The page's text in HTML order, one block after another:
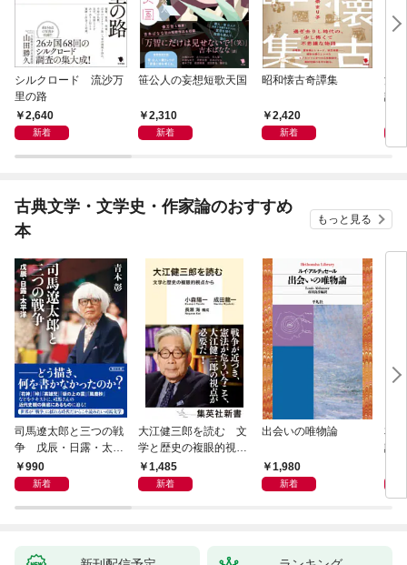
シルクロード 流沙万
里の路
2,640
新着
笹公人の妄想短歌天国
2,310
新着
昭和懐古奇譚集
2,420
新着
流
語
古典文学・文学史・作家論のおすすめ
本
もっと見る
司馬遼太郎と三つの戦
争 戊辰・日露・太平
洋990
新着
大江健三郎を読む 文
学と歴史の複眼的視点
から1,485
新着
出会いの唯物論
1,980
新着
本
話）